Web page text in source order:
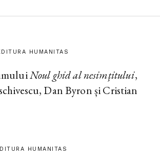
HUMANITAS
Noul ghid al nesimțitului,
Dan Byron și Cristian
HUMANITAS